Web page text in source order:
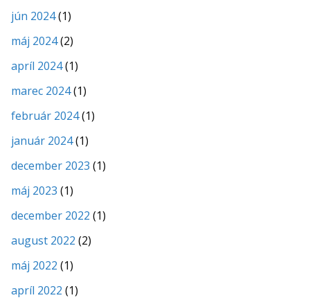
jún 2024(1)
máj 2024(2)
apríl 2024(1)
marec 2024(1)
február 2024(1)
január 2024(1)
december 2023 (1)
máj 2023 (1)
december 2022 (1)
august 2022 (2)
máj 2022 (1)
apríl 2022 (1)